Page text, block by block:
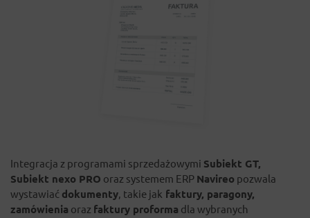
Integracja z programami sprzedażowymi Subiekt GT,
Subiekt nexo PRO oraz systemem ERP Navireo pozwala
wystawiać dokumenty , takie jak faktury, paragony,
zamówienia oraz faktury proforma dla wybranych